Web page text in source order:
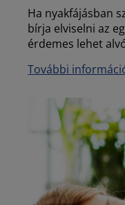
Ha nyakfájásban
bírja elviselni az
érdemes lehet
További